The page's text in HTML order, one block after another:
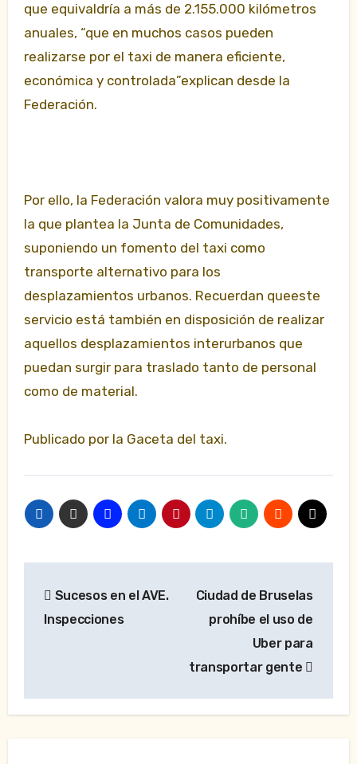
que equivaldría a más de 2.155.000 kilómetros
anuales, “que en muchos casos pueden
realizarse por el taxi de manera eficiente,
económica y controlada”explican desde la
Federación.
Por ello, la Federación valora muy positivamente
la que plantea la Junta de Comunidades,
suponiendo un fomento del taxi como
transporte alternativo para los
desplazamientos urbanos. Recuerdan queeste
servicio está también en disposición de realizar
aquellos desplazamientos interurbanos que
puedan surgir para traslado tanto de personal
como de material.
Publicado por la Gaceta del taxi.
de
Sucesos en el AVE.
Inspecciones
Ciudad de Bruselas
prohíbe el uso de
Uber para
transportar gente